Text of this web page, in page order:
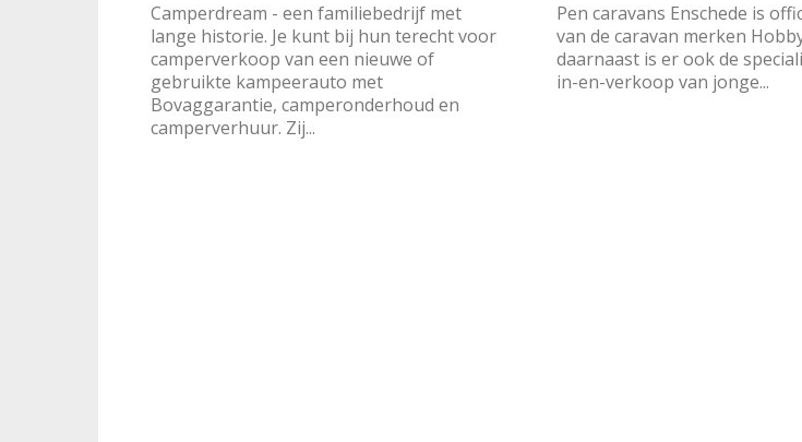
Camperdream - een familiebedrijf met
lange historie. Je kunt bij hun terecht voor
camperverkoop van een nieuwe of
gebruikte kampeerauto met
Bovaggarantie, camperonderhoud en
camperverhuur. Zij...
Pen caravans Enschede is
van de caravan merken
daarnaast is er ook de
in-en-verkoop van jonge...